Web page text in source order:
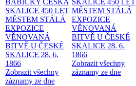
BABIČKY ČESKÁ
SKALICE 450 LET
MĚSTEM STÁLÁ
EXPOZICE
VĚNOVANÁ
BITVĚ U ČESKÉ
SKALICE 28. 6.
1866
Zobrazit všechny
záznamy ze dne
SKALICE 450 LET
MĚSTEM STÁLÁ
EXPOZICE
VĚNOVANÁ
BITVĚ U ČESKÉ
SKALICE 28. 6.
1866
Zobrazit všechny
záznamy ze dne